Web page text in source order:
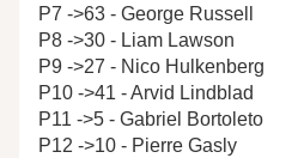
P7 ->63 - George Russell
P8 ->30 - Liam Lawson
P9 ->27 - Nico Hulkenberg
P10 ->41 - Arvid Lindblad
P11 ->5 - Gabriel Bortoleto
P12 ->10 - Pierre Gasly